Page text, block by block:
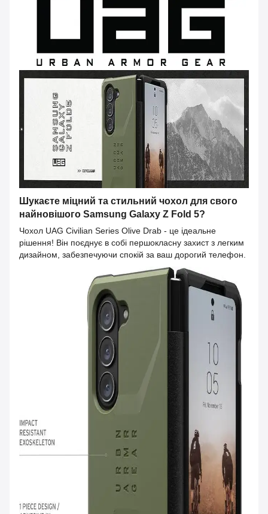
Шукаєте міцний та стильний чохол для свого
найновішого Samsung Galaxy Z Fold 5?
Чохол UAG Civilian Series Olive Drab - це ідеальне
рішення! Він поєднує в собі першокласну захист з легким
дизайном, забезпечуючи спокій за ваш дорогий телефон.